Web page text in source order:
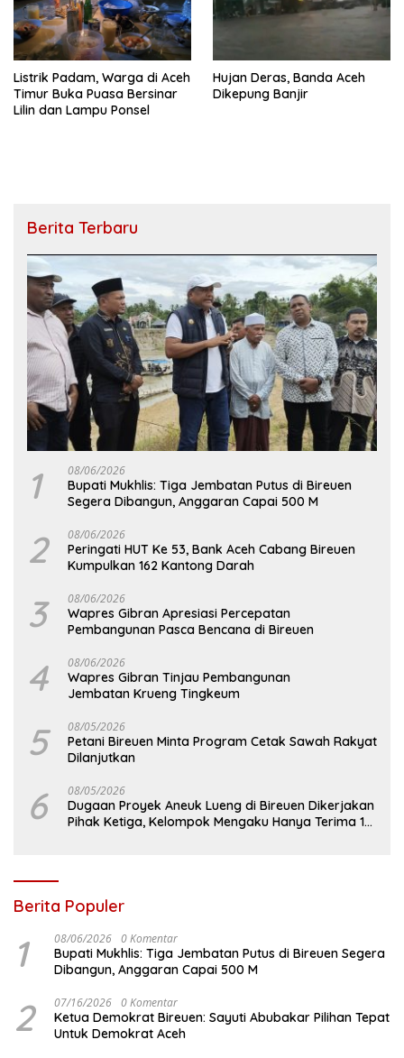
Listrik Padam, Warga di Aceh
Timur Buka Puasa Bersinar
Lilin dan Lampu Ponsel
Hujan Deras, Banda Aceh
Dikepung Banjir
Berita Terbaru
1 08/06/2026
Bupati Mukhlis: Tiga Jembatan Putus di Bireuen
Segera Dibangun, Anggaran Capai 500 M
2 08/06/2026
Peringati HUT Ke 53, Bank Aceh Cabang Bireuen
Kumpulkan 162 Kantong Darah
3 08/06/2026
Wapres Gibran Apresiasi Percepatan
Pembangunan Pasca Bencana di Bireuen
4 08/06/2026
Wapres Gibran Tinjau Pembangunan
Jembatan Krueng Tingkeum
5 08/05/2026
Petani Bireuen Minta Program Cetak Sawah Rakyat
Dilanjutkan
6 08/05/2026
Dugaan Proyek Aneuk Lueng di Bireuen Dikerjakan
Pihak Ketiga, Kelompok Mengaku Hanya Terima 10
Berita Populer
1 08/06/2026 0 Komentar
Bupati Mukhlis: Tiga Jembatan Putus di Bireuen Segera
Dibangun, Anggaran Capai 500 M
2 07/16/2026 0 Komentar
Ketua Demokrat Bireuen: Sayuti Abubakar Pilihan Tepat
Untuk Demokrat Aceh